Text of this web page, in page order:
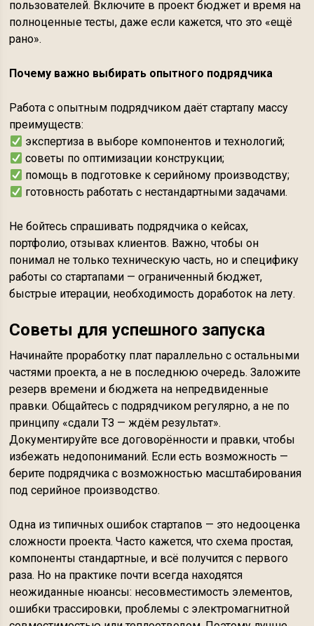
пользователей. Включите в проект бюджет и время на
полноценные тесты, даже если кажется, что это «ещё
рано».
Почему важно выбирать опытного подрядчика
Работа с опытным подрядчиком даёт стартапу массу
преимуществ:
экспертиза в выборе компонентов и технологий;
советы по оптимизации конструкции;
помощь в подготовке к серийному производству;
готовность работать с нестандартными задачами.
Не бойтесь спрашивать подрядчика о кейсах,
портфолио, отзывах клиентов. Важно, чтобы он
понимал не только техническую часть, но и специфику
работы со стартапами — ограниченный бюджет,
быстрые итерации, необходимость доработок на лету.
Советы для успешного запуска
Начинайте проработку плат параллельно с остальными
частями проекта, а не в последнюю очередь. Заложите
резерв времени и бюджета на непредвиденные
правки. Общайтесь с подрядчиком регулярно, а не по
принципу «сдали ТЗ — ждём результат».
Документируйте все договорённости и правки, чтобы
избежать недопониманий. Если есть возможность —
берите подрядчика с возможностью масштабирования
под серийное производство.
Одна из типичных ошибок стартапов — это недооценка
сложности проекта. Часто кажется, что схема простая,
компоненты стандартные, и всё получится с первого
раза. Но на практике почти всегда находятся
неожиданные нюансы: несовместимость элементов,
ошибки трассировки, проблемы с электромагнитной